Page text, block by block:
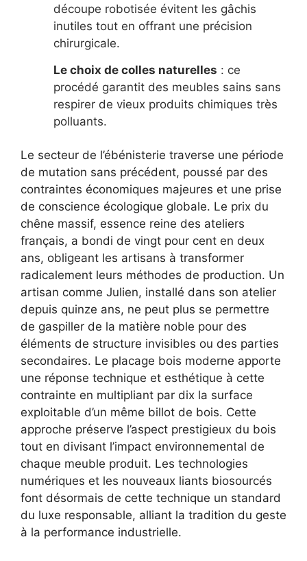
découpe robotisée évitent les gâchis
inutiles tout en offrant une précision
chirurgicale.
Le choix de colles naturelles : ce
procédé garantit des meubles sains sans
respirer de vieux produits chimiques très
polluants.
Le secteur de l’ébénisterie traverse une période
de mutation sans précédent, poussé par des
contraintes économiques majeures et une prise
de conscience écologique globale. Le prix du
chêne massif, essence reine des ateliers
français, a bondi de vingt pour cent en deux
ans, obligeant les artisans à transformer
radicalement leurs méthodes de production. Un
artisan comme Julien, installé dans son atelier
depuis quinze ans, ne peut plus se permettre
de gaspiller de la matière noble pour des
éléments de structure invisibles ou des parties
secondaires. Le placage bois moderne apporte
une réponse technique et esthétique à cette
contrainte en multipliant par dix la surface
exploitable d’un même billot de bois. Cette
approche préserve l’aspect prestigieux du bois
tout en divisant l’impact environnemental de
chaque meuble produit. Les technologies
numériques et les nouveaux liants biosourcés
font désormais de cette technique un standard
du luxe responsable, alliant la tradition du geste
à la performance industrielle.